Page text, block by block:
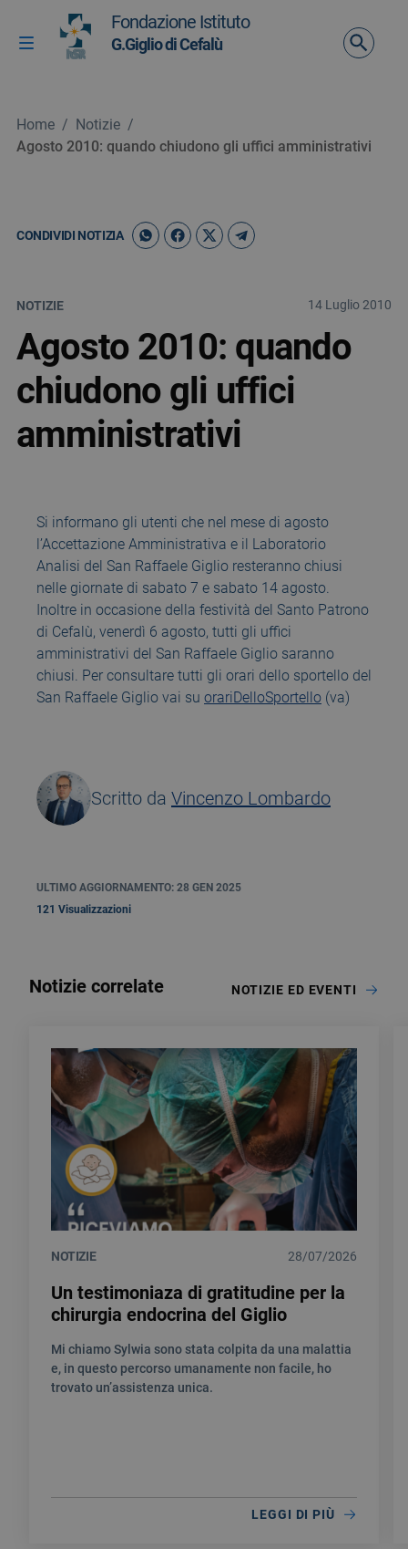
Vai ai contenuti
Vai al menu di navigazione
Vai al footer
Attiva / disattiva la navigazione
Fondazione Istituto
G.Giglio di Cefalù
Home / Notizie /
Agosto 2010: quando chiudono gli uffici amministrativi
CONDIVIDI NOTIZIA
NOTIZIE 14 Luglio 2010
Agosto 2010: quando
chiudono gli uffici
amministrativi
Si informano gli utenti che nel mese di agosto
l’Accettazione Amministrativa e il Laboratorio
Analisi del San Raffaele Giglio resteranno chiusi
nelle giornate di sabato 7 e sabato 14 agosto.
Inoltre in occasione della festività del Santo Patrono
di Cefalù, venerdì 6 agosto, tutti gli uffici
amministrativi del San Raffaele Giglio saranno
chiusi. Per consultare tutti gli orari dello sportello del
San Raffaele Giglio vai su orariDelloSportello (va)
Scritto da Vincenzo Lombardo
ULTIMO AGGIORNAMENTO: 28 GEN 2025
121 Visualizzazioni
Notizie correlate NOTIZIE ED EVENTI
NOTIZIE 28/07/2026
Un testimoniaza di gratitudine per la
chirurgia endocrina del Giglio
Mi chiamo Sylwia sono stata colpita da una malattia
e, in questo percorso umanamente non facile, ho
trovato un’assistenza unica.
LEGGI DI PIÙ